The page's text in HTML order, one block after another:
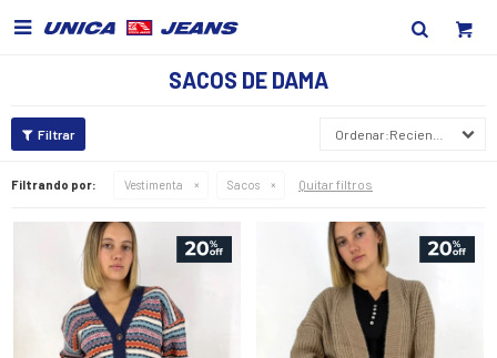

SACOS DE DAMA
Recientes
Filtrando por: Vestimenta Sacos Quitar filtros